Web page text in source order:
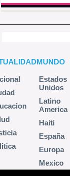
MUNDO
Estados
Unidos
Latino
America
Haiti
España
Europa
Mexico